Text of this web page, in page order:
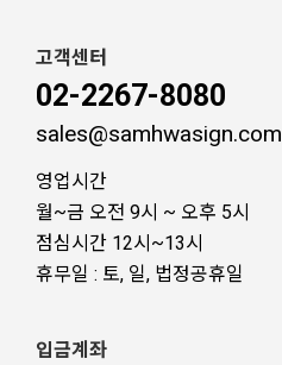
고객센터
02-2267-8080
sales@samhwasign.com
영업시간
월~금 오전 9시 ~ 오후 5시
점심시간 12시~13시
휴무일 : 토, 일, 법정공휴일
입금계좌